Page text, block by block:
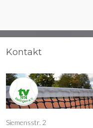
Kontakt
Siemensstr. 2